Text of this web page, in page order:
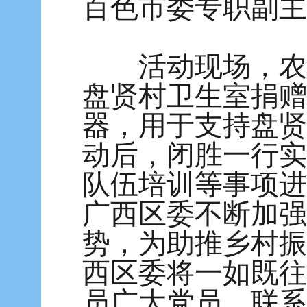
百色市委专职副
活动现场，农
盘贤村卫生室捐
器，用于支持盘
动后，闭胜一行
队伍培训等事项
广西区委不断加
势，为助推乡村
西区委将一如既